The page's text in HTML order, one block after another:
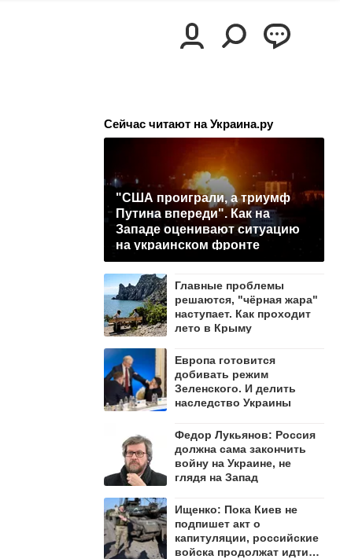
Сейчас читают на Украина.ру
"США проиграли, а триумф
Путина впереди". Как на
Западе оценивают ситуацию
на украинском фронте
Главные проблемы
решаются, "чёрная жара"
наступает. Как проходит
лето в Крыму
Европа готовится
добивать режим
Зеленского. И делить
наследство Украины
Федор Лукьянов: Россия
должна сама закончить
войну на Украине, не
глядя на Запад
Ищенко: Пока Киев не
подпишет акт о
капитуляции, российские
войска продолжат идти